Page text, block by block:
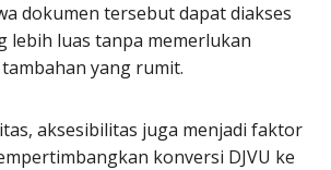
dokumen tersebut dapat diakses
lebih luas tanpa memerlukan
yang rumit.
aksesibilitas juga menjadi faktor
konversi DJVU ke